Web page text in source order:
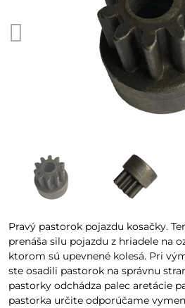
Pravý pastorok pojazdu kosačky.
prenáša silu pojazdu z hriadele na
ktorom sú upevnené kolesá. Pri
ste osadili pastorok na správnu
pastorky odchádza palec aretácie
pastorka určite odporúčame